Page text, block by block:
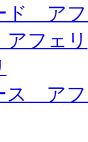
ド ア
フェリ
ス ア